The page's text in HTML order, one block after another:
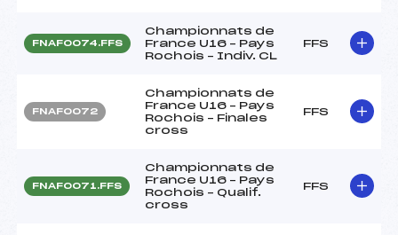
FNAF0074.FFS
Championnats de
France U16 – Pays
Rochois – Indiv. CL
FFS
FNAF0072
Championnats de
France U16 – Pays
Rochois – Finales
cross
FFS
FNAF0071.FFS
Championnats de
France U16 – Pays
Rochois – Qualif.
cross
FFS